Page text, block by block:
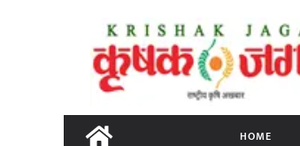
content
HOME